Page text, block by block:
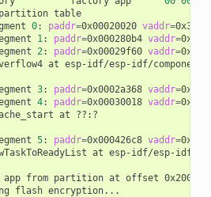
partition table
0: paddr=0x00020020 vaddr=
1: paddr=0x000280b4 vaddr=
2: paddr=0x00029f60 vaddr=
at esp-idf/esp-idf/
3: paddr=0x0002a368 vaddr=
4: paddr=0x00030018 vaddr=
at ??:?
5: paddr=0x000426c8 vaddr=
at esp-idf/esp-idf/
app from partition at offset 0x20000
flash encryption...